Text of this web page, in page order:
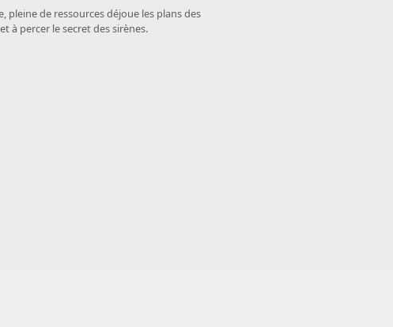
pleine de ressources déjoue les plans des
à percer le secret des sirènes.